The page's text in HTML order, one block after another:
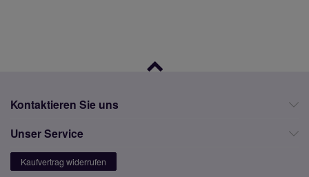
Kontaktieren Sie uns
Unser Service
Kaufvertrag widerrufen